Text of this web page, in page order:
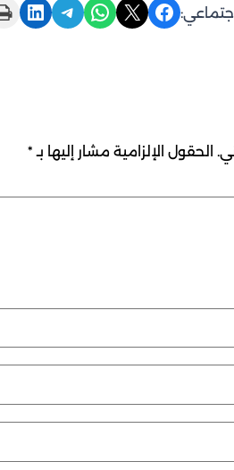
Share on Facebook
Share on X
Share on WhatsApp
Share on Telegram
Share on LinkedIn
Print this Page
الحقول الإلزامية مشار إليها بـ *